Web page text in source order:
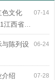
07-14
色文化
西省…
06-24
与陈列设
07-28
介绍